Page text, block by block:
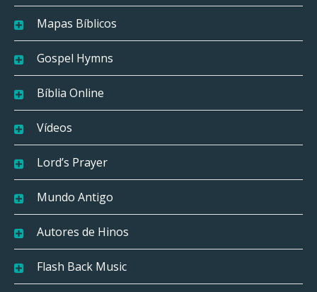
Mapas Bíblicos
Gospel Hymns
Bíblia Online
Vídeos
Lord’s Prayer
Mundo Antigo
Autores de Hinos
Flash Back Music